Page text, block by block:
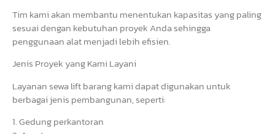
Tim kami akan membantu menentukan kapasitas yang paling
sesuai dengan kebutuhan proyek Anda sehingga
penggunaan alat menjadi lebih efisien.
Jenis Proyek yang Kami Layani
Layanan sewa lift barang kami dapat digunakan untuk
berbagai jenis pembangunan, seperti:
1. Gedung perkantoran